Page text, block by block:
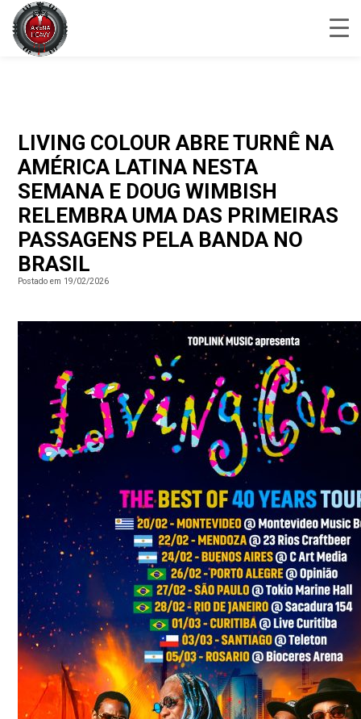
LIVING COLOUR ABRE TURNÊ NA
AMÉRICA LATINA NESTA
SEMANA E DOUG WIMBISH
RELEMBRA UMA DAS PRIMEIRAS
PASSAGENS PELA BANDA NO
BRASIL
Postado em 19/02/2026